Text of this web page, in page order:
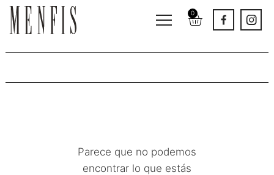
0
Parece que no podemos
encontrar lo que estás